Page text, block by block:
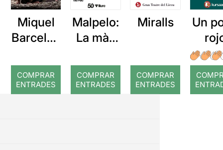
Miquel
Barcelon
COMPRAR
ENTRADES
Malpelo:
La mà i
temps.
Que no
COMPRAR
ENTRADES
Miralls
COMPRAR
ENTRADES
Un